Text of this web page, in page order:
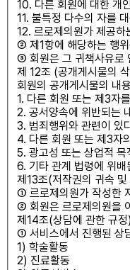
10. 다른 회원에 대한 개
11. 불특정 다수의 자를
12. 르로제의원가 제공하
② 제1항에 해당하는 행
③ 회원은 그 귀책사유로
제 12조 (공개게시물의
회원의 공개게시물의 내
1. 다른 회원 또는 제3자
2. 공서양속에 위반되는
3. 범죄행위와 관련이 있
4. 다른 회원 또는 제3자
5. 광고성 또는 상업적 목
6. 기타 관계 법령에 위배
제13조(저작권의 귀속 및
① 르로제의원가 작성한
② 회원은 르로제의원을
제14조(상담에 관한 규정)
① 서비스에서 진행된 상
1) 학술활동
2) 진료활동